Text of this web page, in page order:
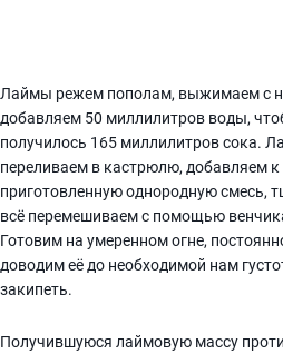
Лаймы режем пополам, выжимаем с
добавляем 50 миллилитров воды,
получилось 165 миллилитров сока.
переливаем в кастрюлю, добавляем
приготовленную однородную смесь,
всё перемешиваем с помощью
Готовим на умеренном огне,
доводим её до необходимой нам
закипеть.
Получившуюся лаймовую массу